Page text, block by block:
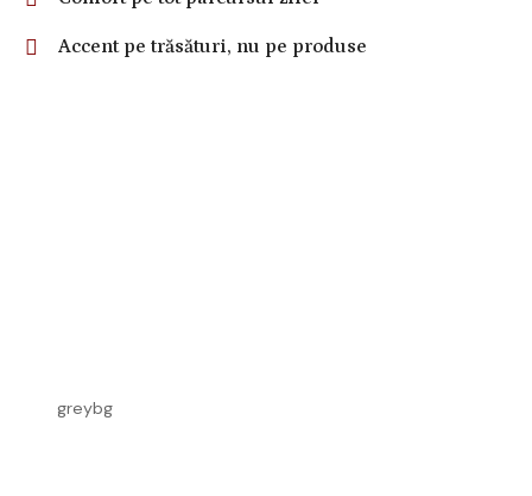
Accent pe trăsături, nu pe produse